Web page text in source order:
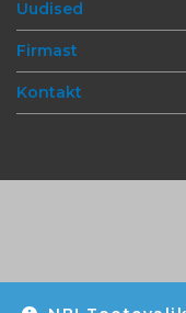
Uudised
Firmast
Kontakt